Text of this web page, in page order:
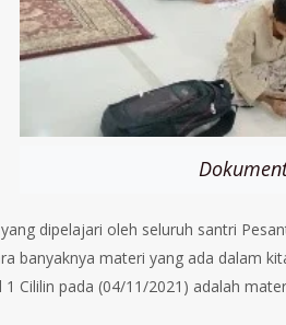
dipelajari oleh seluruh santri
banyaknya materi yang ada dalam
1 Cililin pada (04/11/2021) adalah